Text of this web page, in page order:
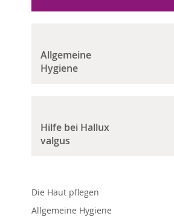
Allgemeine
Hygiene
Hilfe bei Hallux
valgus
Die Haut pflegen
Allgemeine Hygiene